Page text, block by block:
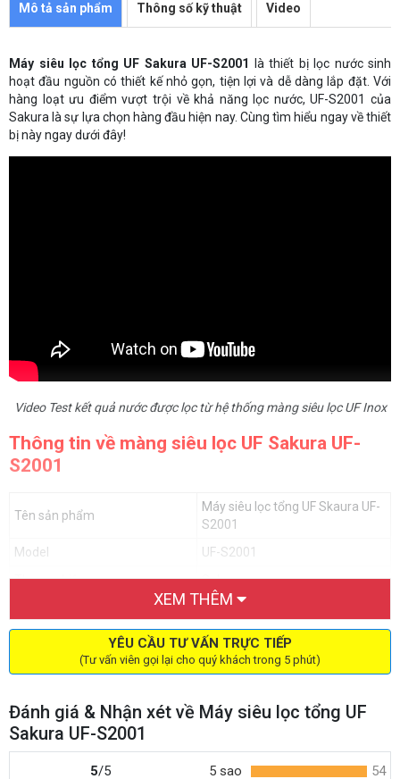
Mô tả sản phẩm Thông số kỹ thuật Video
Máy siêu lọc tổng UF Sakura UF-S2001
là thiết bị lọc nước sinh
hoạt đầu nguồn có thiết kế nhỏ gọn, tiện lợi và dễ dàng lắp đặt. Với
hàng loạt ưu điểm vượt trội về khả năng lọc nước, UF-S2001 của
Sakura là sự lựa chọn hàng đầu hiện nay. Cùng tìm hiểu ngay về thiết
bị này ngay dưới đây!
Video Test kết quả nước được lọc từ hệ thống màng siêu lọc UF Inox
Thông tin về màng siêu lọc UF Sakura UF-
S2001
Tên sản phẩm
Máy siêu lọc tổng UF Skaura UF-
S2001
Model
UF-S2001
Thương hiệu
Sakura
2
2000 L/H
Áp suất nước cấp phù hợp
20 - 125 PSI
Thùng muối hoàn nguyên
Không
Nhiệt độ hoạt động
5-50 độ C
XEM THÊM
YÊU CẦU TƯ VẤN TRỰC TIẾP
(Tư vấn viên gọi lại cho quý khách trong 5 phút)
Đánh giá & Nhận xét về Máy siêu lọc tổng UF
Sakura UF-S2001
5/5 5 sao 54